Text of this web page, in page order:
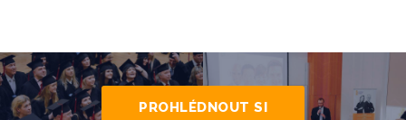
PROHLÉDNOUT SI